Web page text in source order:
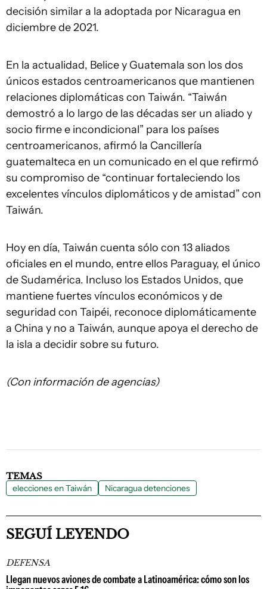
decisión similar a la adoptada por Nicaragua en
diciembre de 2021.
En la actualidad, Belice y Guatemala son los dos
únicos estados centroamericanos que mantienen
relaciones diplomáticas con Taiwán. “Taiwán
demostró a lo largo de las décadas ser un aliado y
socio firme e incondicional” para los países
centroamericanos, afirmó la Cancillería
guatemalteca en un comunicado en el que refirmó
su compromiso de “continuar fortaleciendo los
excelentes vínculos diplomáticos y de amistad” con
Taiwán.
Hoy en día, Taiwán cuenta sólo con 13 aliados
oficiales en el mundo, entre ellos Paraguay, el único
de Sudamérica. Incluso los Estados Unidos, que
mantiene fuertes vínculos económicos y de
seguridad con Taipéi, reconoce diplomáticamente
a China y no a Taiwán, aunque apoya el derecho de
la isla a decidir sobre su futuro.
(Con información de agencias)
TEMAS
elecciones en Taiwán Nicaragua detenciones
SEGUÍ LEYENDO
DEFENSA
Llegan nuevos aviones de combate a Latinoamérica: cómo son los